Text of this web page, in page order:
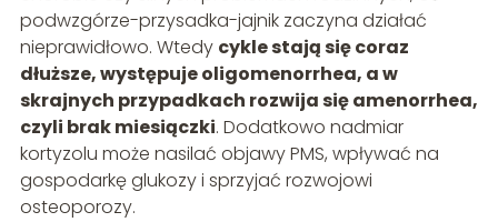
podwzgórze-przysadka-jajnik zaczyna działać
nieprawidłowo. Wtedy cykle stają się coraz
dłuższe, występuje oligomenorrhea, a w
skrajnych przypadkach rozwija się amenorrhea,
czyli brak miesiączki. Dodatkowo nadmiar
kortyzolu może nasilać objawy PMS, wpływać na
gospodarkę glukozy i sprzyjać rozwojowi
osteoporozy.